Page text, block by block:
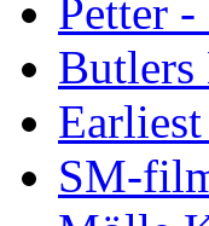
Petter
Butlers
SM-